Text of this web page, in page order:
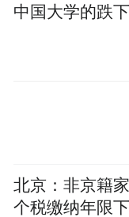
中国大学的跌
北京：非京籍
个税缴纳年限